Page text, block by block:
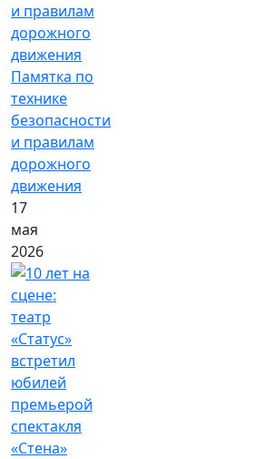
Памятка по
технике
безопасности
и правилам
дорожного
движения
17
мая
2026